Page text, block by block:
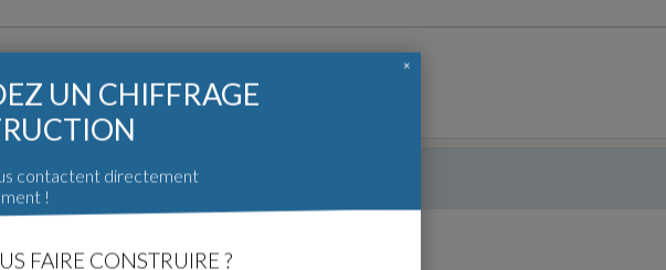
UN CHIFFRAGE
contactent directement
!
FAIRE CONSTRUIRE ?
×